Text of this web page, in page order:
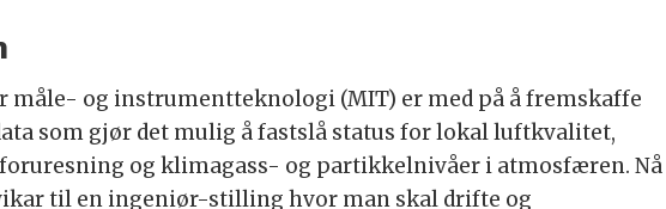
måle- og instrumentteknologi (MIT) er med på å fremskaffe
som gjør det mulig å fastslå status for lokal luftkvalitet,
og klimagass- og partikkelnivåer i atmosfæren. Nå
til en ingeniør-stilling hvor man skal drifte og